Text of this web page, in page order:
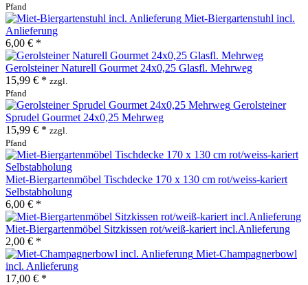
Pfand
Miet-Biergartenstuhl incl.
Anlieferung
6,00 € *
Gerolsteiner Naturell Gourmet 24x0,25 Glasfl. Mehrweg
15,99 € * zzgl.
Pfand
Gerolsteiner
Sprudel Gourmet 24x0,25 Mehrweg
15,99 € * zzgl.
Pfand
Miet-Biergartenmöbel Tischdecke 170 x 130 cm rot/weiss-kariert
Selbstabholung
6,00 € *
Miet-Biergartenmöbel Sitzkissen rot/weiß-kariert incl.Anlieferung
2,00 € *
Miet-Champagnerbowl
incl. Anlieferung
17,00 € *